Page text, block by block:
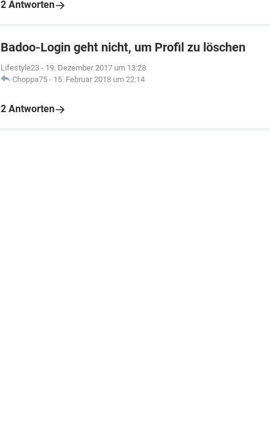
2 Antworten
Badoo-Login geht nicht, um Profil zu löschen
Lifestyle23 - 19. Dezember 2017 um 13:28
Choppa75 - 15. Februar 2018 um 22:14
2 Antworten